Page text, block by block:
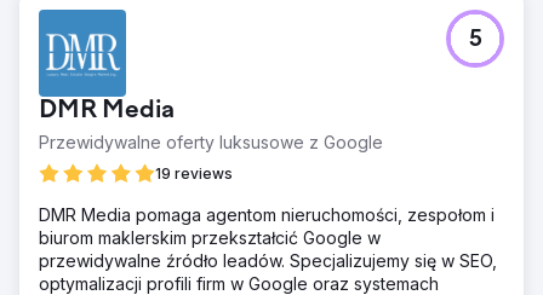
DMR Media
Przewidywalne oferty luksusowe z Google
19 reviews
5
DMR Media pomaga agentom nieruchomości, zespołom i
biurom maklerskim przekształcić Google w
przewidywalne źródło leadów. Specjalizujemy się w SEO,
optymalizacji profili firm w Google oraz systemach